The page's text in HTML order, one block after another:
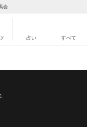
会
占い すべて